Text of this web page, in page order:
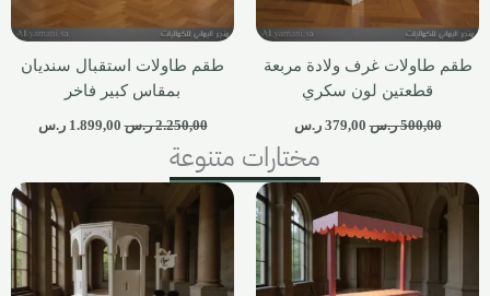
طقم طاولات غرف ولادة مربعة
قطعتين لون سكري
500,00 ر.س 379,00 ر.س
طقم طاولات استقبال سنديان
بمقاس كبير فاخر
2.250,00 ر.س 1.899,00 ر.س
مختارات متنوعة